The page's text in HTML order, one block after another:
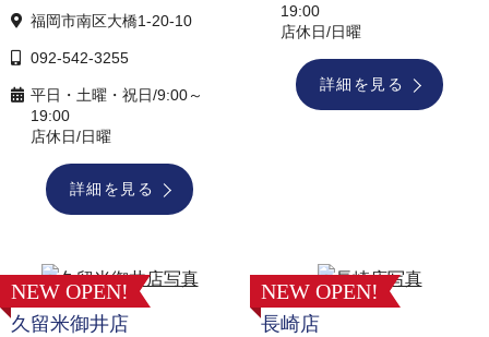
福岡市南区大橋1-20-10
092-542-3255
平日・土曜・祝日/9:00～
19:00
店休日/日曜
詳細を見る
19:00
店休日/日曜
詳細を見る
NEW OPEN!
久留米御井店
NEW OPEN!
長崎店